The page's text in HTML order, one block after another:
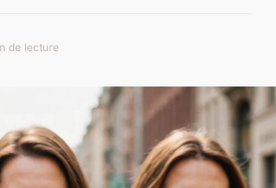
de lecture